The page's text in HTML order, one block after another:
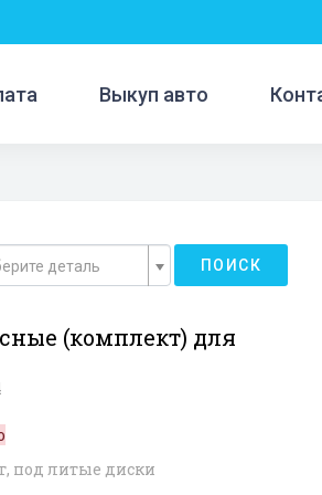
Выкуп авто
деталь ПОИСК
(комплект) для
под литые диски